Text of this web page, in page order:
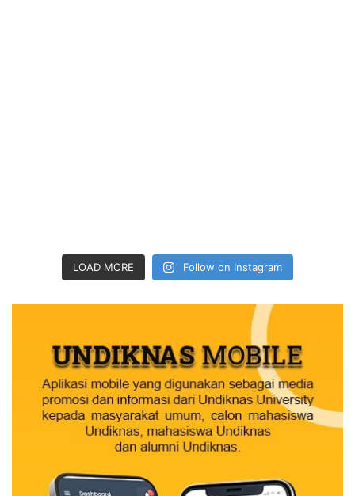
LOAD MORE Follow on Instagram